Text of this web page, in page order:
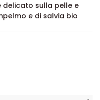
delicato sulla pelle e
e di salvia bio